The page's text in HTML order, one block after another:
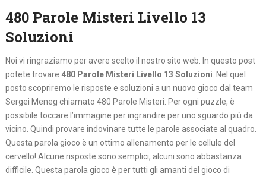
480 Parole Misteri Livello 13
Soluzioni
Noi vi ringraziamo per avere scelto il nostro sito web. In questo post
potete trovare 480 Parole Misteri Livello 13 Soluzioni. Nel quel
posto scopriremo le risposte e soluzioni a un nuovo gioco dal team
Sergei Meneg chiamato 480 Parole Misteri. Per ogni puzzle, è
possibile toccare l’immagine per ingrandire per uno sguardo più da
vicino. Quindi provare indovinare tutte le parole associate al quadro.
Questa parola gioco è un ottimo allenamento per le cellule del
cervello! Alcune risposte sono semplici, alcuni sono abbastanza
difficile. Questa parola gioco è per tutti gli amanti del gioco di